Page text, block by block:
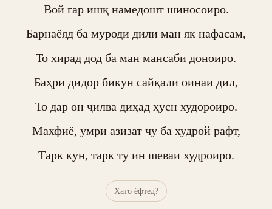
Вой гар ишқ намедошт шиносоиро.
Барнаёяд ба муроди дили ман як нафасам,
То хирад дод ба ман мансаби доноиро.
Баҳри дидор бикун сайқали оинаи дил,
То дар он ҷилва диҳад ҳусн худороиро.
Махфиё, умри азизат чу ба худрой рафт,
Тарк кун, тарк ту ин шеваи худроиро.
Хато ёфтед?